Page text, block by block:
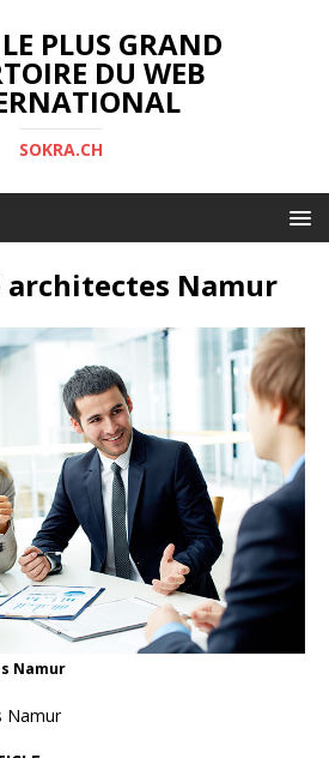
PLUS GRAND
DU WEB
SOKRA.CH
Namur
Namur
Namur